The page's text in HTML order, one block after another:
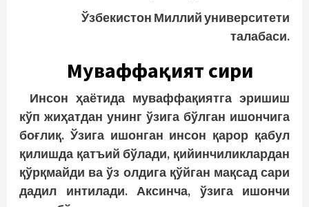
Ўзбекистон Миллий университети
талабаси.
Муваффақият сири
Инсон ҳаётида муваффақиятга эришиш
кўп жиҳатдан унинг ўзига бўлган ишончига
боғлиқ. Ўзига ишонган инсон қарор қабул
қилишда қатъий бўлади, қийинчиликлардан
қўрқмайди ва ўз олдига қўйган мақсад сари
дадил интилади. Аксинча, ўзига ишончи